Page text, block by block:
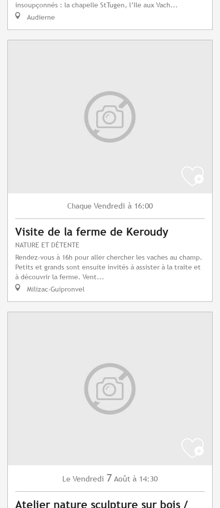
insoupçonnés : la chapelle StTugen, l’Ile aux Vach...
Audierne
Chaque Vendredi à 16:00
Visite de la ferme de Keroudy
NATURE ET DÉTENTE
Rendez-vous à 16h pour aller chercher les vaches au champ.
Petits et grands sont ensuite invités à assister à la traite et
à découvrir la ferme. Vent...
Milizac-Guipronvel
Le Vendredi 7 Août à 14:30
Atelier nature sculpture sur bois /